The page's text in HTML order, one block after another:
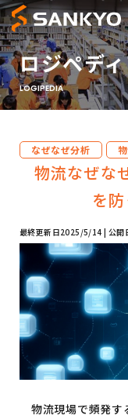
ロジペデ
LOGIPEDIA
なぜなぜ分析
物流なぜな
を
最終更新日2025/5/14 公開
物流現場で頻発す